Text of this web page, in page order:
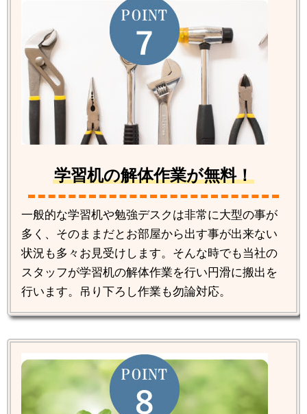
学習机の解体作業が無料！
一般的な学習机や勉強デスクは非常に大型の事が
多く、そのままだとお部屋から出す事が出来ない
状況も多々お見受けします。そんな時でも当社の
スタッフが学習机の解体作業を行い円滑に搬出を
行います。吊り下ろし作業も勿論対応。